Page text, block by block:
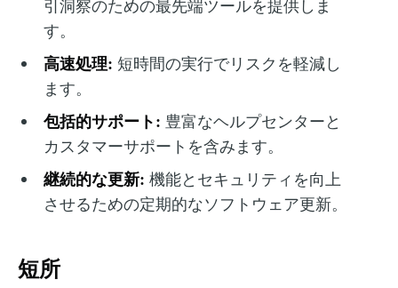
引洞察のための最先端ツールを提供しま
す。
高速処理: 短時間の実行でリスクを軽減し
ます。
包括的サポート: 豊富なヘルプセンターと
カスタマーサポートを含みます。
継続的な更新: 機能とセキュリティを向上
させるための定期的なソフトウェア更新。
短所